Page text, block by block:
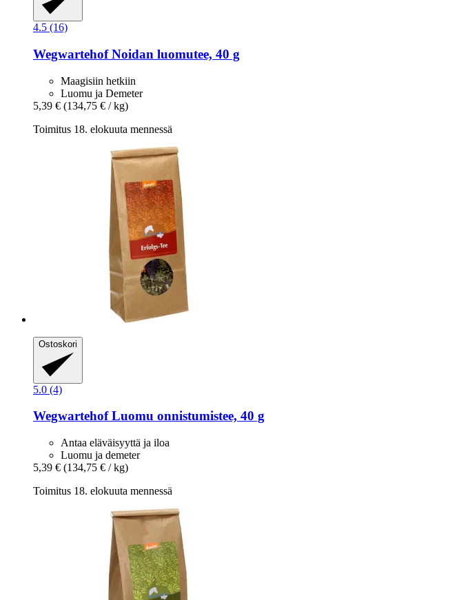
4.5 (16)
WegwartehofNoidan luomutee, 40 g
Maagisiin hetkiin
Luomu ja Demeter
5,39 € (134,75 € / kg)
Toimitus 18. elokuuta mennessä
Ostoskori
5.0 (4)
WegwartehofLuomu onnistumistee, 40 g
Antaa eläväisyyttä ja iloa
Luomu ja demeter
5,39 € (134,75 € / kg)
Toimitus 18. elokuuta mennessä